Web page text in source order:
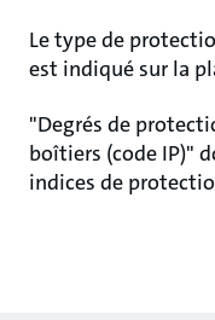
Le type de
est indiqué sur la
"Degrés de
boîtiers (code IP)"
indices de